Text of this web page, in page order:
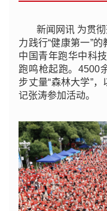
新闻网讯 为贯
力践行“健康第一”
中国青年跑华中科
跑鸣枪起跑。4500
步丈量“森林大学”
记张涛参加活动。